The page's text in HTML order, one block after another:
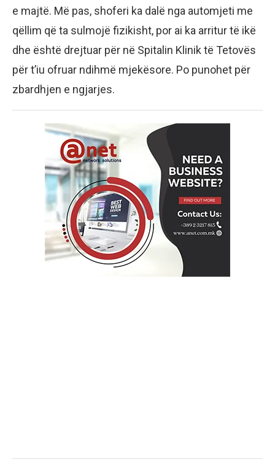
e majtë. Më pas, shoferi ka dalë nga automjeti me
qëllim që ta sulmojë fizikisht, por ai ka arritur të ikë
dhe është drejtuar për në Spitalin Klinik të Tetovës
për t’iu ofruar ndihmë mjekësore. Po punohet për
zbardhjen e ngjarjes.